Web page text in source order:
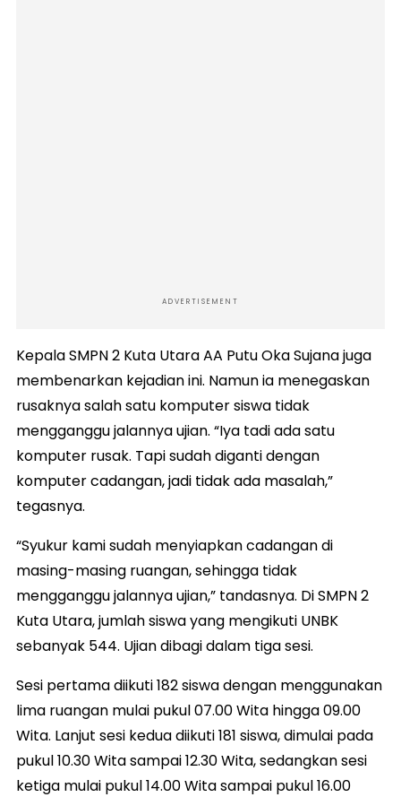
ADVERTISEMENT
Kepala SMPN 2 Kuta Utara AA Putu Oka Sujana juga
membenarkan kejadian ini. Namun ia menegaskan
rusaknya salah satu komputer siswa tidak
mengganggu jalannya ujian. “Iya tadi ada satu
komputer rusak. Tapi sudah diganti dengan
komputer cadangan, jadi tidak ada masalah,”
tegasnya.
“Syukur kami sudah menyiapkan cadangan di
masing-masing ruangan, sehingga tidak
mengganggu jalannya ujian,” tandasnya. Di SMPN 2
Kuta Utara, jumlah siswa yang mengikuti UNBK
sebanyak 544. Ujian dibagi dalam tiga sesi.
Sesi pertama diikuti 182 siswa dengan menggunakan
lima ruangan mulai pukul 07.00 Wita hingga 09.00
Wita. Lanjut sesi kedua diikuti 181 siswa, dimulai pada
pukul 10.30 Wita sampai 12.30 Wita, sedangkan sesi
ketiga mulai pukul 14.00 Wita sampai pukul 16.00